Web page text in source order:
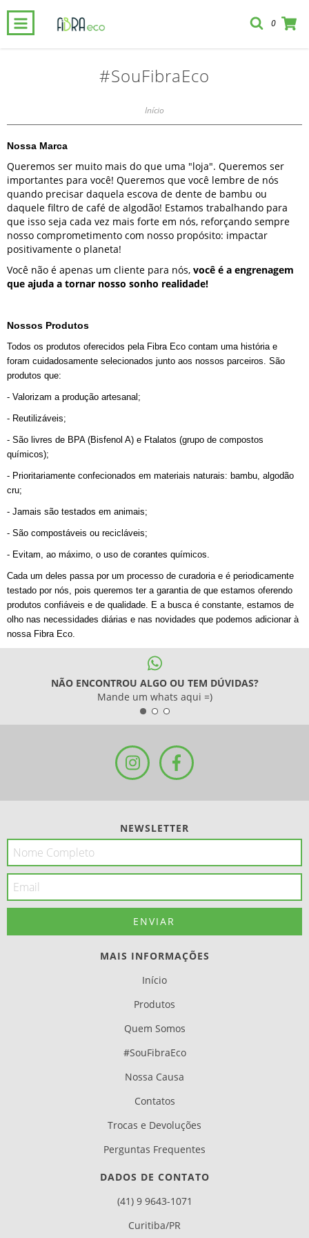
0
#SouFibraEco
Início
Nossa Marca
Queremos ser muito mais do que uma "loja". Queremos ser
importantes para você! Queremos que você lembre de nós
quando precisar daquela escova de dente de bambu ou
daquele filtro de café de algodão! Estamos trabalhando para
que isso seja cada vez mais forte em nós, reforçando sempre
nosso comprometimento com nosso propósito: impactar
positivamente o planeta!
Você não é apenas um cliente para nós, você é a engrenagem
que ajuda a tornar nosso sonho realidade!
Nossos Produtos
Todos os produtos oferecidos pela Fibra Eco contam uma história e
foram cuidadosamente selecionados junto aos nossos parceiros. São
produtos que:
- Valorizam a produção artesanal;
- Reutilizáveis;
- São livres de BPA (Bisfenol A) e Ftalatos (grupo de compostos
químicos);
- Prioritariamente confecionados em materiais naturais: bambu, algodão
cru;
- Jamais são testados em animais;
- São compostáveis ou recicláveis;
- Evitam, ao máximo, o uso de corantes químicos.
Cada um deles passa por um processo de curadoria e é periodicamente
testado por nós, pois queremos ter a garantia de que estamos oferendo
produtos confiáveis e de qualidade. E a busca é constante, estamos de
olho nas necessidades diárias e nas novidades que podemos adicionar à
nossa Fibra Eco.
NÃO ENCONTROU ALGO OU TEM DÚVIDAS?
Mande um whats aqui =)
NEWSLETTER
MAIS INFORMAÇÕES
Início
Produtos
Quem Somos
#SouFibraEco
Nossa Causa
Contatos
Trocas e Devoluções
Perguntas Frequentes
DADOS DE CONTATO
(41) 9 9643-1071
Curitiba/PR